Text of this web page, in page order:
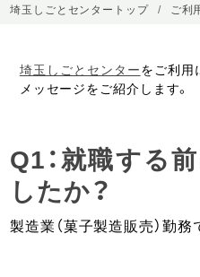
埼玉しごとセンタートップ ご利
埼玉しごとセンターをご利用
メッセージをご紹介します。
Q1：就職する
したか？
製造業（菓子製造販売）勤務